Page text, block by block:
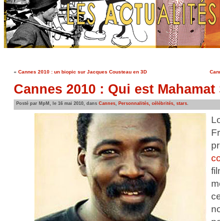
« Cannes 2010 : un biopic sur Jacques Cousteau en 3D
Cannes 2010 : Qui est
Posté par MpM, le 16 mai 2010, dans Cannes, Personnalités, célébrités, stars.